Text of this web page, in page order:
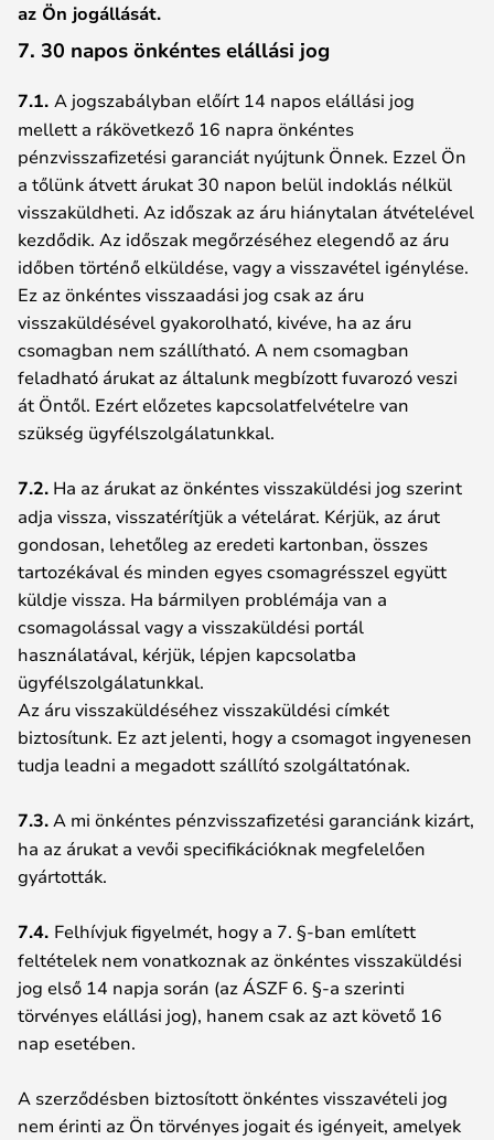
az Ön jogállását.
7. 30 napos önkéntes elállási jog
7.1. A jogszabályban előírt 14 napos elállási jog
mellett a rákövetkező 16 napra önkéntes
pénzvisszafizetési garanciát nyújtunk Önnek. Ezzel Ön
a tőlünk átvett árukat 30 napon belül indoklás nélkül
visszaküldheti. Az időszak az áru hiánytalan átvételével
kezdődik. Az időszak megőrzéséhez elegendő az áru
időben történő elküldése, vagy a visszavétel igénylése.
Ez az önkéntes visszaadási jog csak az áru
visszaküldésével gyakorolható, kivéve, ha az áru
csomagban nem szállítható. A nem csomagban
feladható árukat az általunk megbízott fuvarozó veszi
át Öntől. Ezért előzetes kapcsolatfelvételre van
szükség ügyfélszolgálatunkkal.
7.2. Ha az árukat az önkéntes visszaküldési jog szerint
adja vissza, visszatérítjük a vételárat. Kérjük, az árut
gondosan, lehetőleg az eredeti kartonban, összes
tartozékával és minden egyes csomagrésszel együtt
küldje vissza. Ha bármilyen problémája van a
csomagolással vagy a visszaküldési portál
használatával, kérjük, lépjen kapcsolatba
ügyfélszolgálatunkkal.
Az áru visszaküldéséhez visszaküldési címkét
biztosítunk. Ez azt jelenti, hogy a csomagot ingyenesen
tudja leadni a megadott szállító szolgáltatónak.
7.3. A mi önkéntes pénzvisszafizetési garanciánk kizárt,
ha az árukat a vevői specifikációknak megfelelően
gyártották.
7.4. Felhívjuk figyelmét, hogy a 7. §-ban említett
feltételek nem vonatkoznak az önkéntes visszaküldési
jog első 14 napja során (az ÁSZF 6. §-a szerinti
törvényes elállási jog), hanem csak az azt követő 16
nap esetében.
A szerződésben biztosított önkéntes visszavételi jog
nem érinti az Ön törvényes jogait és igényeit, amelyek